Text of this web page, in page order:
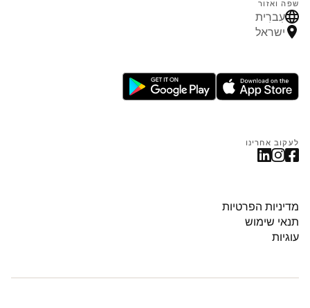
שפה ואזור
עִברִית
ישראל
לעקוב אחרינו
מדיניות הפרטיות
תנאי שימוש
עוגיות